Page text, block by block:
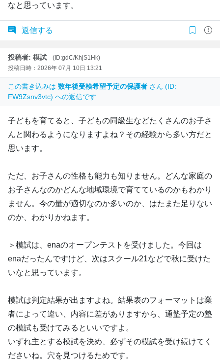
なと思っています。
返信する
投稿者: 模試
(ID:gdC/KhjS1Hk)
投稿日時：2026年 07月 10日 13:21
この書き込みは 数年後受検希望予定の保護者 さん (ID:
FW9Zsnv3vtc) への返信です
子どもを育てると、子どもの同級生などたくさんのお子さ
んと関わるようになりますよね？その経験から多い方だと
思います。
ただ、お子さんの性格も能力も知りません。どんな家庭の
お子さんなのかどんな地域環境で育てているのかもわかり
ません。今の量が適切なのか多いのか、はたまた足りない
のか、わかりかねます。
＞模試は、enaのオープンテストを受けました。今回は
enaだったんですけど、次はスクール21などで秋に受けた
いなと思っています。
模試は判定結果が出ますよね。結果表のフォーマットは業
者によって違い、内容に差がありますから、通塾予定の塾
の模試も受けてみるといいですよ。
いずれ主とする模試を決め、必ずその模試を受け続けてく
ださいね。穴を見つけるためです。